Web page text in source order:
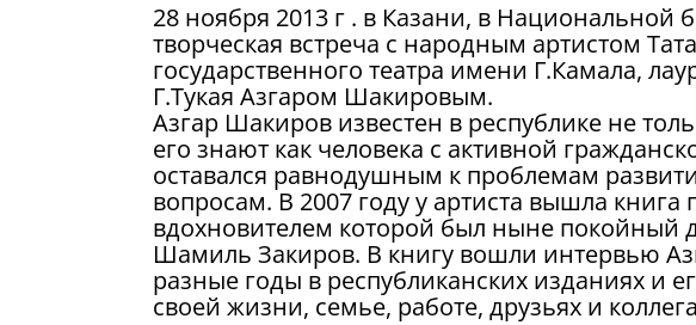
28 ноября 2013 г . в Казани, в Национальной
творческая встреча с народным артистом
государственного театра имени Г.Камала,
Г.Тукая Азгаром Шакировым.
Азгар Шакиров известен в республике не
его знают как человека с активной
оставался равнодушным к проблемам
вопросам. В 2007 году у артиста вышла
вдохновителем которой был ныне покойный
Шамиль Закиров. В книгу вошли интервью
разные годы в республиканских изданиях и
своей жизни, семье, работе, друзьях и